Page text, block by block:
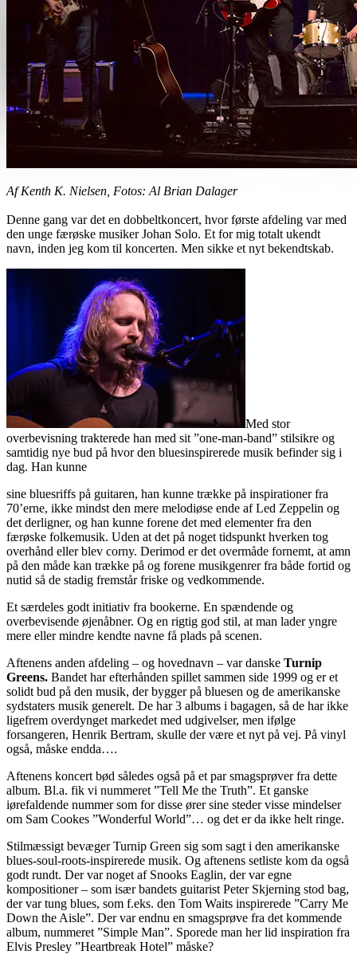
Af Kenth K. Nielsen, Fotos: Al Brian Dalager
Denne gang var det en dobbeltkoncert, hvor første afdeling var med
den unge færøske musiker Johan Solo. Et for mig totalt ukendt
navn, inden jeg kom til koncerten. Men sikke et nyt bekendtskab.
Med stor
overbevisning trakterede han med sit ”one-man-band” stilsikre og
samtidig nye bud på hvor den bluesinspirerede musik befinder sig i
dag. Han kunne
sine bluesriffs på guitaren, han kunne trække på inspirationer fra
70’erne, ikke mindst den mere melodiøse ende af Led Zeppelin og
det derligner, og han kunne forene det med elementer fra den
færøske folkemusik. Uden at det på noget tidspunkt hverken tog
overhånd eller blev corny. Derimod er det overmåde fornemt, at amn
på den måde kan trække på og forene musikgenrer fra både fortid og
nutid så de stadig fremstår friske og vedkommende.
Et særdeles godt initiativ fra bookerne. En spændende og
overbevisende øjenåbner. Og en rigtig god stil, at man lader yngre
mere eller mindre kendte navne få plads på scenen.
Aftenens anden afdeling – og hovednavn – var danske Turnip
Greens. Bandet har efterhånden spillet sammen side 1999 og er et
solidt bud på den musik, der bygger på bluesen og de amerikanske
sydstaters musik generelt. De har 3 albums i bagagen, så de har ikke
ligefrem overdynget markedet med udgivelser, men ifølge
forsangeren, Henrik Bertram, skulle der være et nyt på vej. På vinyl
også, måske endda….
Aftenens koncert bød således også på et par smagsprøver fra dette
album. Bl.a. fik vi nummeret ”Tell Me the Truth”. Et ganske
iørefaldende nummer som for disse ører sine steder visse mindelser
om Sam Cookes ”Wonderful World”… og det er da ikke helt ringe.
Stilmæssigt bevæger Turnip Green sig som sagt i den amerikanske
blues-soul-roots-inspirerede musik. Og aftenens setliste kom da også
godt rundt. Der var noget af Snooks Eaglin, der var egne
kompositioner – som især bandets guitarist Peter Skjerning stod bag,
der var tung blues, som f.eks. den Tom Waits inspirerede ”Carry Me
Down the Aisle”. Der var endnu en smagsprøve fra det kommende
album, nummeret ”Simple Man”. Sporede man her lid inspiration fra
Elvis Presley ”Heartbreak Hotel” måske?